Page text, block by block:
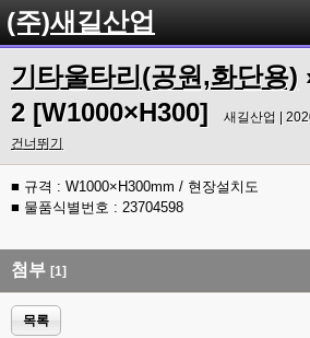
(주)새길산업
기타울타리(공원,화단용)
2 [W1000×H300]
새길산업 |
건너뛰기
■ 규격 : W1000×H300mm / 현장설치도
■ 물품식별번호 : 23704598
첨부 [1]
목록